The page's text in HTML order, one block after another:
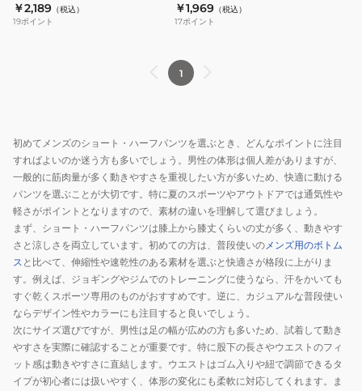
￥2,189 （税込）
19ポイント
￥1,969 （税込）
17ポイント
1
初めてメンズのショート・ハーフパンツを選ぶとき、どんなポイントに注目
すればよいのか迷う方も多いでしょう。男性の体形は個人差がありますが、
一般的に筋肉量が多く動きやすさを重視したい方が多いため、快適に動ける
パンツを選ぶことが大切です。特に夏のスポーツやアウトドアでは通気性や
軽さがポイントとなりますので、素材の違いを理解して選びましょう。
まず、ショート・ハーフパンツは膝上から膝丈くらいの丈が多く、動きやす
さと涼しさを両立しています。初めての方は、普段使いのメンズ用のボトム
ス と比べて、伸縮性や速乾性のある素材を選ぶと快適さが格段に上がりま
す。例えば、ジョギングやジムでのトレーニングに使うなら、汗をかいても
すぐ乾くスポーツ専用のものがおすすめです。逆に、カジュアルな普段使い
ならデザイン性やカラーにも注目すると良いでしょう。
次にサイズ選びですが、男性は足の幅が広めの方も多いため、試着して動き
やすさを実際に確認することが重要です。特に股下の長さやウエストのフィ
ット感は動きやすさに直結します。ウエストはゴム入りや紐で調節できるタ
イプが初心者には扱いやすく、体形の変化にも柔軟に対応してくれます。ま